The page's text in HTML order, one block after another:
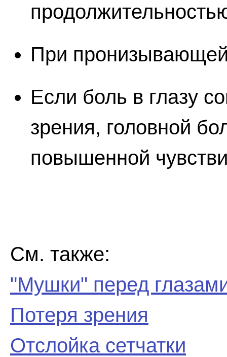
При пронизывающей
Если боль в глазу
зрения, головной
повышенной
См. также:
"Мушки" перед
Потеря зрения
Отслойка сетчатки